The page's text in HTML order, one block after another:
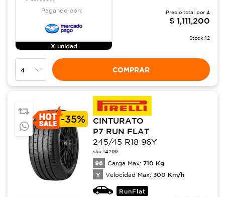
Pagando con:
X unidad
Precio total por 4
$ 1,111,200
Stock:12
COMPRAR
-35%
CINTURATO
P7 RUN FLAT
245/45 R18 96Y
sku:14299
96 Carga Max: 710 Kg
Y Velocidad Max: 300 Km/h
RunFlat